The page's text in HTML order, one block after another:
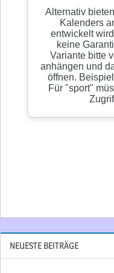
NEUESTE BEITRÄGE